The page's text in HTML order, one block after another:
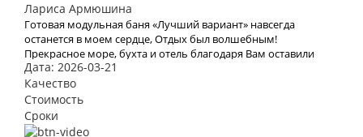
Лариса Армюшина
Готовая модульная баня «Лучший вариант» навсегда
останется в моем сердце, Отдых был волшебным!
Прекрасное море, бухта и отель благодаря Вам оставили
яркое впечатление и бурю эмоций. В это место хочется
возвращаться Снова и снова. Спасибо Вам за Вашу работу.
Мы с мужем рады, что обратились к Вам. Теперь с Вами
отдых для нас больше не проблема
Дата: 2026-03-21
Качество
Стоимость
Сроки